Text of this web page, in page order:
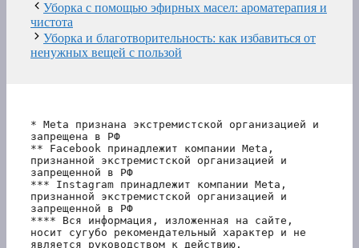
Уборка с помощью эфирных масел: ароматерапия и
чистота
Уборка и благотворительность: как избавиться от
ненужных вещей с пользой
* Meta признана экстремистской организацией и
запрещена в РФ
** Facebook принадлежит компании Meta,
признанной экстремистской организацией и
запрещенной в РФ
*** Instagram принадлежит компании Meta,
признанной экстремистской организацией и
запрещенной в РФ
**** Вся информация, изложенная на сайте,
носит сугубо рекомендательный характер и не
является руководством к действию.